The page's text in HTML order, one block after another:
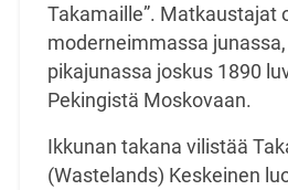
Takamaille”. Matkaustajat
moderneimmassa
pikajunassa joskus 1890
Pekingistä Moskovaan.
Ikkunan takana vilistää
(Wastelands) Keskeinen